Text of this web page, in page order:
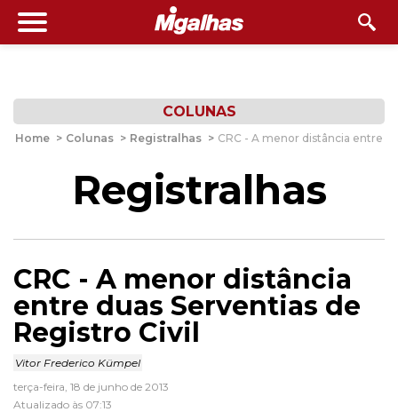
COLUNAS
Home > Colunas > Registralhas > CRC - A menor distância entre
Registralhas
CRC - A menor distância
entre duas Serventias de
Registro Civil
Vitor Frederico Kümpel
terça-feira, 18 de junho de 2013
Atualizado às 07:13